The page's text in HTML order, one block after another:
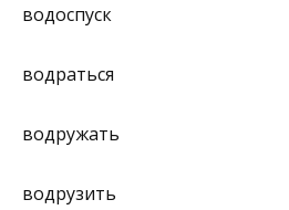
водоспуск
водраться
водружать
водрузить